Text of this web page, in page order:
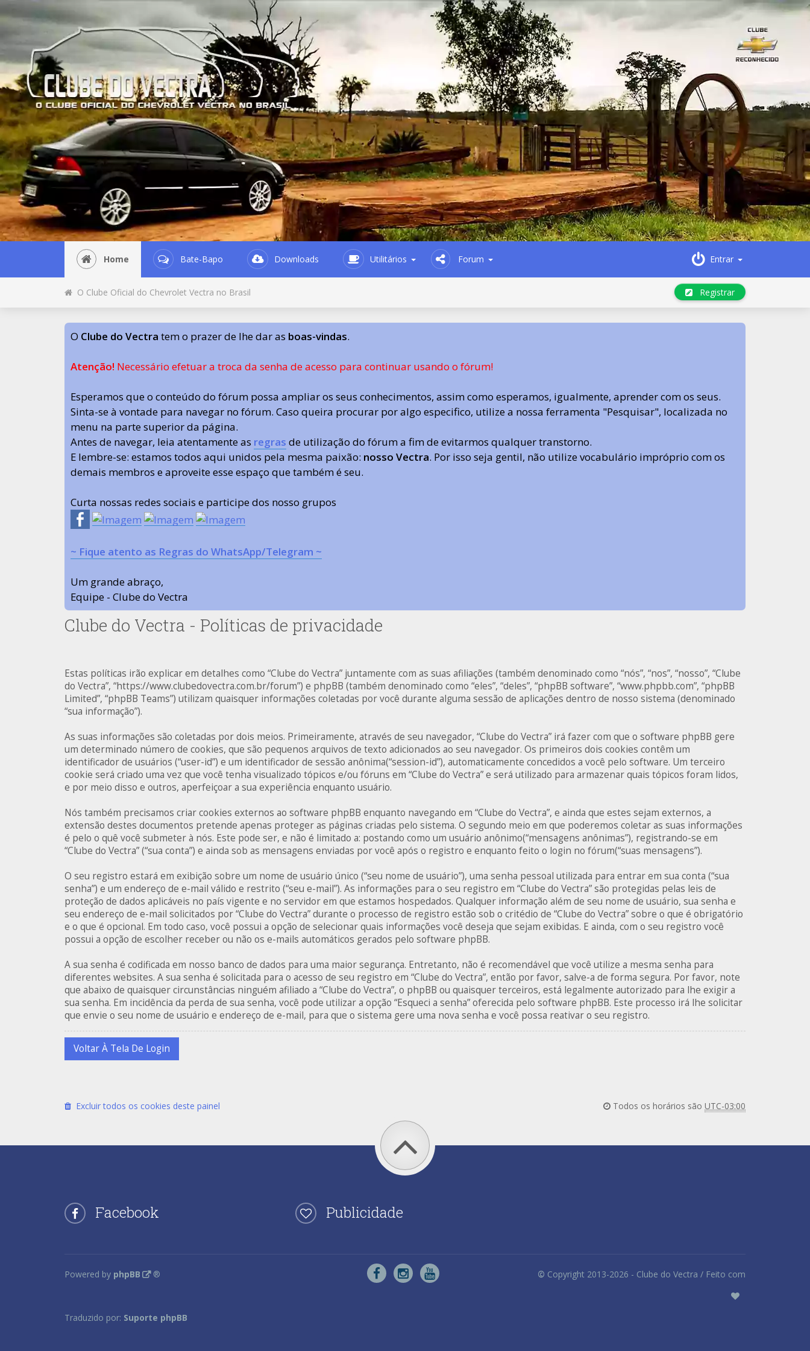
Home Bate-Bapo Downloads Utilitários Forum Entrar
O Clube Oficial do Chevrolet Vectra no Brasil Registrar
O Clube do Vectra tem o prazer de lhe dar as boas-vindas.
Atenção! Necessário efetuar a troca da senha de acesso para continuar usando o fórum!
Esperamos que o conteúdo do fórum possa ampliar os seus conhecimentos, assim como esperamos, igualmente, aprender com os seus.
Sinta-se à vontade para navegar no fórum. Caso queira procurar por algo especifico, utilize a nossa ferramenta "Pesquisar", localizada no
menu na parte superior da página.
Antes de navegar, leia atentamente as regras de utilização do fórum a fim de evitarmos qualquer transtorno.
E lembre-se: estamos todos aqui unidos pela mesma paixão: nosso Vectra. Por isso seja gentil, não utilize vocabulário impróprio com os
demais membros e aproveite esse espaço que também é seu.
Curta nossas redes sociais e participe dos nosso grupos
~ Fique atento as Regras do WhatsApp/Telegram ~
Um grande abraço,
Equipe - Clube do Vectra
Clube do Vectra - Políticas de privacidade
Estas políticas irão explicar em detalhes como “Clube do Vectra” juntamente com as suas afiliações (também denominado como “nós”, “nos”, “nosso”, “Clube
do Vectra”, “https://www.clubedovectra.com.br/forum”) e phpBB (também denominado como “eles”, “deles”, “phpBB software”, “www.phpbb.com”, “phpBB
Limited”, “phpBB Teams”) utilizam quaisquer informações coletadas por você durante alguma sessão de aplicações dentro de nosso sistema (denominado
“sua informação”).
As suas informações são coletadas por dois meios. Primeiramente, através de seu navegador, “Clube do Vectra” irá fazer com que o software phpBB gere
um determinado número de cookies, que são pequenos arquivos de texto adicionados ao seu navegador. Os primeiros dois cookies contêm um
identificador de usuários (“user-id”) e um identificador de sessão anônima(“session-id”), automaticamente concedidos a você pelo software. Um terceiro
cookie será criado uma vez que você tenha visualizado tópicos e/ou fóruns em “Clube do Vectra” e será utilizado para armazenar quais tópicos foram lidos,
e por meio disso e outros, aperfeiçoar a sua experiência enquanto usuário.
Nós também precisamos criar cookies externos ao software phpBB enquanto navegando em “Clube do Vectra”, e ainda que estes sejam externos, a
extensão destes documentos pretende apenas proteger as páginas criadas pelo sistema. O segundo meio em que poderemos coletar as suas informações
é pelo o quê você submeter à nós. Este pode ser, e não é limitado a: postando como um usuário anônimo(“mensagens anônimas”), registrando-se em
“Clube do Vectra” (“sua conta”) e ainda sob as mensagens enviadas por você após o registro e enquanto feito o login no fórum(“suas mensagens”).
O seu registro estará em exibição sobre um nome de usuário único (“seu nome de usuário”), uma senha pessoal utilizada para entrar em sua conta (“sua
senha”) e um endereço de e-mail válido e restrito (“seu e-mail”). As informações para o seu registro em “Clube do Vectra” são protegidas pelas leis de
proteção de dados aplicáveis no país vigente e no servidor em que estamos hospedados. Qualquer informação além de seu nome de usuário, sua senha e
seu endereço de e-mail solicitados por “Clube do Vectra” durante o processo de registro estão sob o critédio de “Clube do Vectra” sobre o que é obrigatório
e o que é opcional. Em todo caso, você possui a opção de selecionar quais informações você deseja que sejam exibidas. E ainda, com o seu registro você
possui a opção de escolher receber ou não os e-mails automáticos gerados pelo software phpBB.
A sua senha é codificada em nosso banco de dados para uma maior segurança. Entretanto, não é recomendável que você utilize a mesma senha para
diferentes websites. A sua senha é solicitada para o acesso de seu registro em “Clube do Vectra”, então por favor, salve-a de forma segura. Por favor, note
que abaixo de quaisquer circunstâncias ninguém afiliado a “Clube do Vectra”, o phpBB ou quaisquer terceiros, está legalmente autorizado para lhe exigir a
sua senha. Em incidência da perda de sua senha, você pode utilizar a opção “Esqueci a senha” oferecida pelo software phpBB. Este processo irá lhe solicitar
que envie o seu nome de usuário e endereço de e-mail, para que o sistema gere uma nova senha e você possa reativar o seu registro.
Voltar À Tela De Login
Excluir todos os cookies deste painel Todos os horários são UTC-03:00
Facebook Publicidade
Powered by phpBB ® © Copyright 2013-2026 - Clube do Vectra / Feito com
Traduzido por: Suporte phpBB